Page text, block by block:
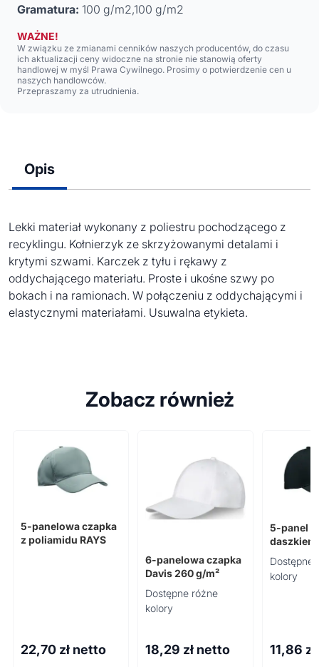
Gramatura: 100 g/m2,100 g/m2
WAŻNE!
W związku ze zmianami cenników naszych producentów, do czasu
ich aktualizacji ceny widoczne na stronie nie stanowią oferty
handlowej w myśl Prawa Cywilnego. Prosimy o potwierdzenie cen u
naszych handlowców.
Przepraszamy za utrudnienia.
Opis
Lekki materiał wykonany z poliestru pochodzącego z
recyklingu. Kołnierzyk ze skrzyżowanymi detalami i
krytymi szwami. Karczek z tyłu i rękawy z
oddychającego materiału. Proste i ukośne szwy po
bokach i na ramionach. W połączeniu z oddychającymi i
elastycznymi materiałami. Usuwalna etykieta.
Zobacz również
5-panelowa czapka
z poliamidu RAYS
22,70 zł netto
6-panelowa czapka
Davis 260 g/m²
Dostępne różne
kolory
18,29 zł netto
5-panel
daszkiem
SUNNY
Dostępne
kolory
11,86